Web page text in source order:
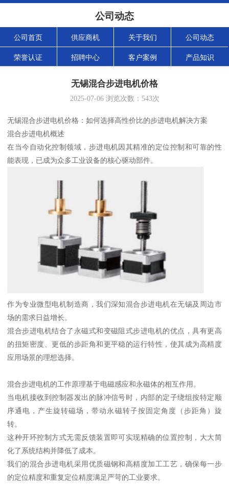
公司动态
公司首页 供应商机 关于我们 公司动态
荣誉认证 招聘中心 客户案例 产品知识
无锡混合步进电机价格
2025-07-06浏览次数： 543次
无锡混合步进电机价格：如何选择高性价比的步进电机解决方案
混合步进电机概述
在当今自动化控制领域，步进电机因其精准的定位控制和可靠的性
能表现，已成为众多工业设备的核心驱动部件。
作为专业微型电机制造商，我们深知混合步进电机在无锡及周边市
场的需求日益增长。
混合步进电机结合了永磁式和变磁阻式步进电机的优点，具有更高
的扭矩密度、更低的步距角和更平稳的运行特性，使其成为高精度
应用场景的理想选择。
混合步进电机的工作原理基于电磁感应和永磁体的相互作用。
当电机接收到控制器发出的脉冲信号时，内部的定子绕组按特定顺
序通电，产生旋转磁场，带动永磁转子按固定角度（步距角）旋
转。
这种开环控制方式无需反馈装置即可实现精确的位置控制，大大简
化了系统结构并降低了成本。
我们的混合步进电机采用优质磁钢和高精度加工工艺，确保每一步
的定位精度和重复定位精度满足严苛的工业要求。